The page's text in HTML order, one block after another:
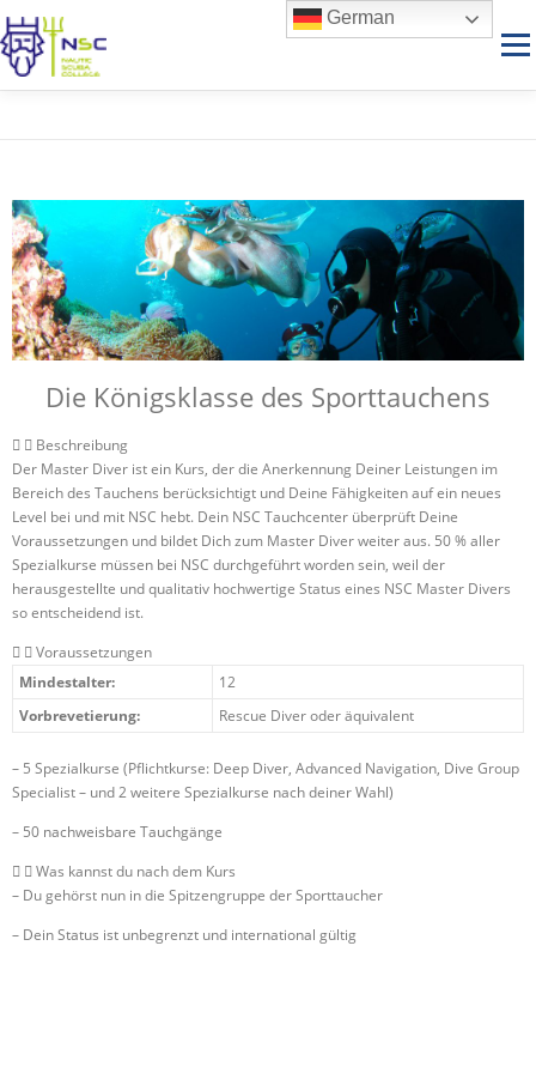
Menü
FAMILIE SERVICE DATENSCHUTZ IMPRESSUM
Die Königsklasse des Sporttauchens
Beschreibung
Der Master Diver ist ein Kurs, der die Anerkennung Deiner Leistungen im
Bereich des Tauchens berücksichtigt und Deine Fähigkeiten auf ein neues
Level bei und mit NSC hebt. Dein NSC Tauchcenter überprüft Deine
Voraussetzungen und bildet Dich zum Master Diver weiter aus. 50 % aller
Spezialkurse müssen bei NSC durchgeführt worden sein, weil der
herausgestellte und qualitativ hochwertige Status eines NSC Master Divers
so entscheidend ist.
Voraussetzungen
Mindestalter:
12
Vorbrevetierung:
Rescue Diver oder äquivalent
– 5 Spezialkurse (Pflichtkurse: Deep Diver, Advanced Navigation, Dive Group
Specialist– und 2 weitere Spezialkurse nach deiner Wahl)
– 50 nachweisbare Tauchgänge
Was kannst du nach dem Kurs
– Du gehörst nun in die Spitzengruppe der Sporttaucher
– Dein Status ist unbegrenzt und international gültig
German